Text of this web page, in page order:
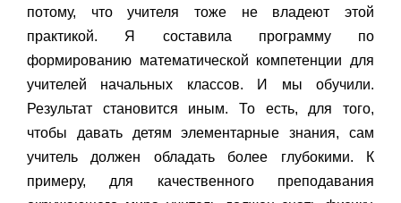
потому, что учителя тоже не владеют этой
практикой. Я составила программу по
формированию математической компетенции для
учителей начальных классов. И мы обучили.
Результат становится иным. То есть, для того,
чтобы давать детям элементарные знания, сам
учитель должен обладать более глубокими. К
примеру, для качественного преподавания